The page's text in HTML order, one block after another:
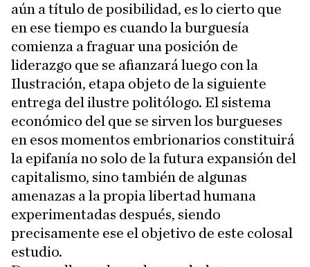
aún a título de posibilidad, es lo cierto que
en ese tiempo es cuando la burguesía
comienza a fraguar una posición de
liderazgo que se afianzará luego con la
Ilustración, etapa objeto de la siguiente
entrega del ilustre politólogo. El sistema
económico del que se sirven los burgueses
en esos momentos embrionarios constituirá
la epifanía no solo de la futura expansión del
capitalismo, sino también de algunas
amenazas a la propia libertad humana
experimentadas después, siendo
precisamente ese el objetivo de este colosal
estudio.